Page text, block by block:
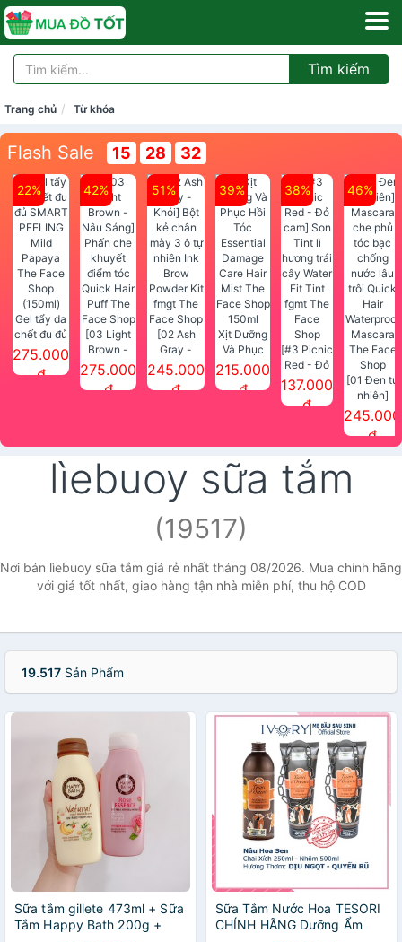
Tìm kiếm
Trang chủ Từ khóa
Flash Sale 15 28 30
22%
Gel tẩy da
chết đu đủ
SMART
PEELING
275.000
đ
42%
[03 Light
Brown -
Nâu Sáng]
Phấn che
275.000
đ
51%
[02 Ash
Gray -
Khói] Bột
kẻ chân
Face Shop
245.000
đ
39%
Xịt Dưỡng
Và Phục
Hồi Tóc
Essential
215.000
đ
38%
[#3 Picnic
Red - Đỏ
cam] Son
fgmt The
Face
Shop
137.000
đ
46%
[01 Đen tự
nhiên]
Mascara
che phủ
Shop
245.000
đ
lìebuoy sữa tắm
(19517)
Nơi bán lìebuoy sữa tắm giá rẻ nhất tháng 08/2026. Mua chính hãng
với giá tốt nhất, giao hàng tận nhà miễn phí, thu hộ COD
19.517 Sản Phẩm
Sữa tắm gillete 473ml + Sữa
Tắm Happy Bath 200g +
Sữa Tắm Nước Hoa TESORI
CHÍNH HÃNG Dưỡng Ẩm